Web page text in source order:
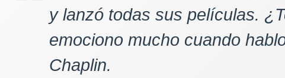
y lanzó todas sus películas.
emociono mucho cuando
Chaplin.